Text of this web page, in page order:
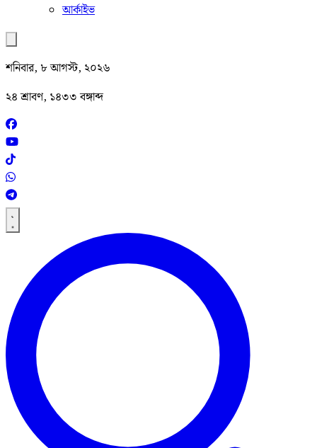
আর্কাইভ
শনিবার, ৮ আগস্ট, ২০২৬
২৪ শ্রাবণ, ১৪৩৩ বঙ্গাব্দ